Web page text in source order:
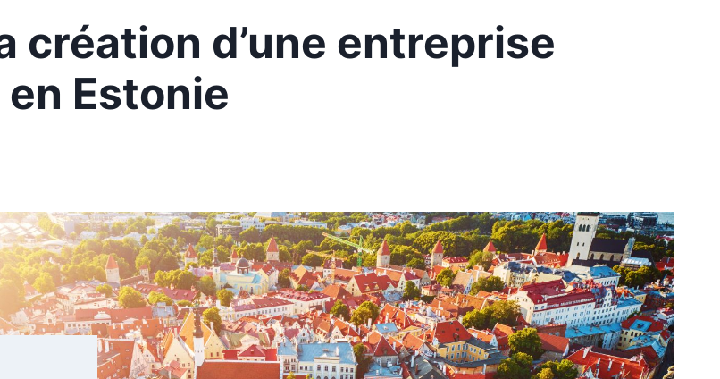
création d’une entreprise
en Estonie